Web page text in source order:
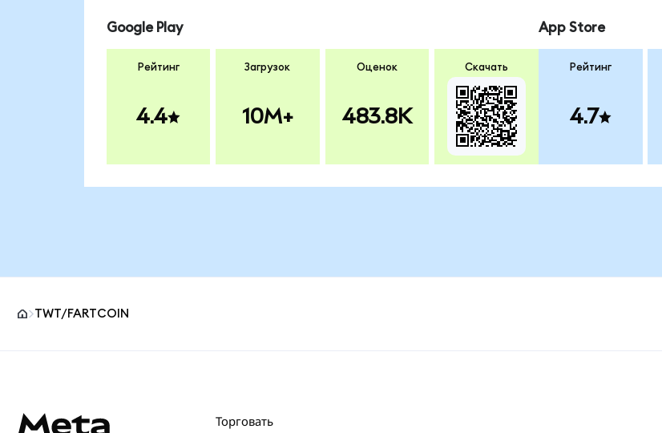
Google Play
Рейтинг
4.4
Загрузок
10M+
Оценок
483.8K
Скачать
App Store
Рейтинг
4.7
TWT/FARTCOIN
Торговать